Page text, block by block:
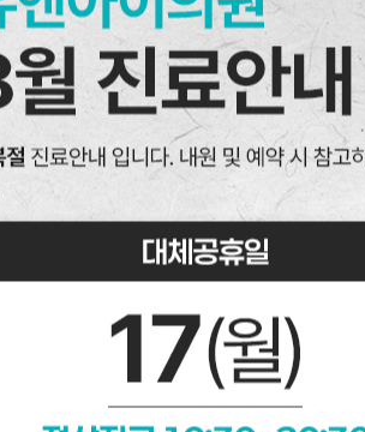
수입 필러 (스타일에이
지 or 벨로테로)
400,000
299,000 원
눈두덩이(패임) 필러(수입) 1cc
수입 필러 (스타일에이
지 or 벨로테로)
290,000원
219,000 원
애교 필러(수입) 1cc
수입 필러 (스타일에이
지 or 벨로테로)
290,000원
219,000
마리오네트 필러(수입) 1cc
수입 필러 (스타일에이
400,000
더보기